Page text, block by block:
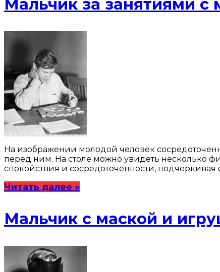
Мальчик за занятиями с
На изображении молодой человек
перед ним. На столе можно увидеть несколько
спокойствия и сосредоточенности,
Читать далее »
Мальчик с маской и